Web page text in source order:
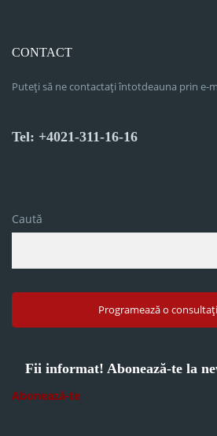
CONTACT
Puteți să ne contactați întotdeauna prin e-
Tel: +4021-311-16-16
Caută
Programează o
Fii informat! Abonează-te la
Abonează-te